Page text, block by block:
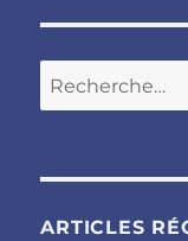
Recherche
pour :
ARTICLES